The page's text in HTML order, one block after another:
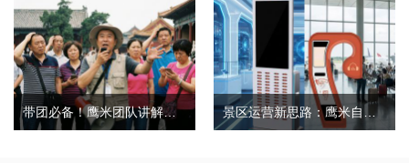
带团必备！鹰米团队讲解器，防串音 + 易管理双在线